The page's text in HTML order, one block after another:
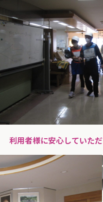
利用者様に安心していた